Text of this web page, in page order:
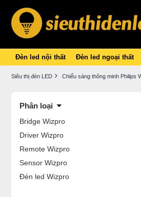
Đèn led nội thất Đèn led ngoại thất
Siêu thị đèn LED Chiếu sáng thông minh Philips
Phân loại
Bridge Wizpro
Driver Wizpro
Remote Wizpro
Sensor Wizpro
Đèn led Wizpro